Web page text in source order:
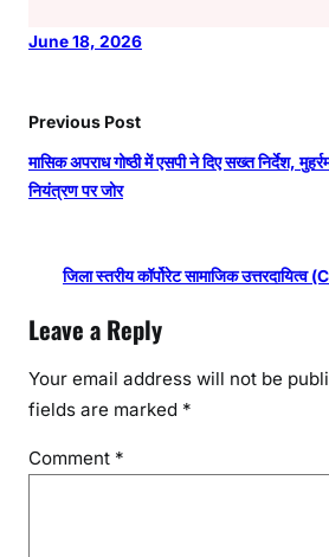
June 18, 2026
Previous Post
मासिक अपराध गोष्ठी में एसपी ने दिए सख्त निर्देश,
नियंत्रण पर जोर
जिला स्तरीय कॉर्पोरेट सामाजिक
Leave a Reply
Your email address will not be
fields are marked *
Comment *